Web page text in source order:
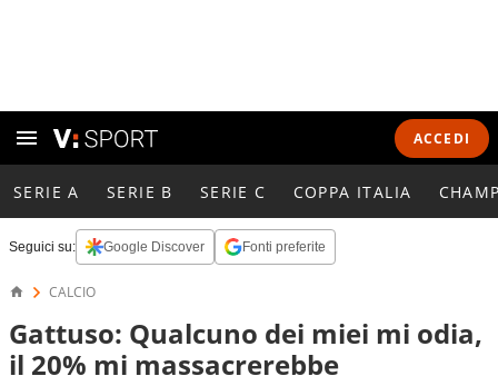
ACCEDI
SERIE A SERIE B SERIE C COPPA ITALIA
Seguici su: Google Discover Fonti preferite
CALCIO
Gattuso: Qualcuno dei miei mi odia,
il 20% mi massacrerebbe